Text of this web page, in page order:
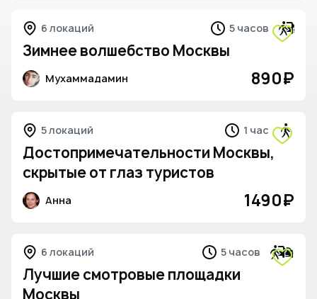
6 локаций 5 часов
Зимнее волшебство Москвы
Мухаммадамин 890₽
5 локаций 1 час
Достопримечательности Москвы,
скрытые от глаз туристов
Анна 1490₽
6 локаций 5 часов
Лучшие смотровые площадки
Москвы